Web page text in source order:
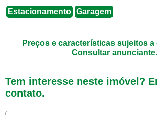
Estacionamento Garagem
Preços e características sujeitos
Consultar anunciante.
Tem interesse neste imóvel?
contato.